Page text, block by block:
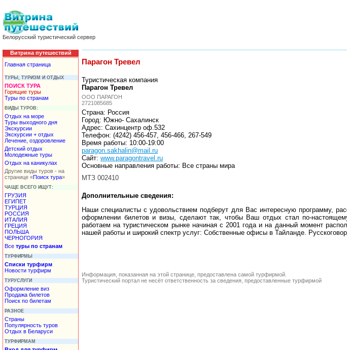
Белорусский туристический сервер
Витрина путешествий
Главная страница
ТУРЫ, ТУРИЗМ И ОТДЫХ
ПОИСК ТУРА
Горящие туры
Туры по странам
ВИДЫ ТУРОВ:
Отдых на море
Туры выходного дня
Экскурсии
Экскурсии + отдых
Лечение, оздоровление
Детский отдых
Молодежные туры
Отдых на каникулах
Другие виды туров - на
странице «Поиск тура»
ЧАЩЕ ВСЕГО ИЩУТ:
ГРУЗИЯ
ЕГИПЕТ
ТУРЦИЯ
РОССИЯ
ИТАЛИЯ
ГРЕЦИЯ
ПОЛЬША
ЧЕРНОГОРИЯ
Все туры по странам
ТУРФИРМЫ
Списки турфирм
Новости турфирм
ТУРУСЛУГИ
Оформление виз
Продажа билетов
Поиск по билетам
РАЗНОЕ
Страны
Популярность туров
Отдых в Беларуси
ТУРФИРМАМ
Парагон Тревел
Туристическая компания
Парагон Тревел
ООО ПАРАГОН
2721085685
Страна: Россия
Город: Южно- Сахалинск
Адрес: Сахинцентр оф.532
Телефон: (4242) 456-457, 456-466, 267-549
Время работы: 10:00-19:00
paragon.sakhalin@mail.ru
Сайт: www.paragontravel.ru
Основные направления работы: Все страны мира
МТЗ 002410
Дополнительные сведения:
Наши специалисты с удовольствием подберут для Вас интересную программу,
оформлении билетов и визы, сделают так, чтобы Ваш отдых стал по-
работаем на туристическом рынке начиная с 2001 года и на данный момент
нашей работы и широкий спектр услуг: Собственные офисы в Тайланде.
Информация, показанная на этой странице, предоставлена самой турфирмой.
Туристический портал не несёт ответственность за сведения, предоставленные турфирмой